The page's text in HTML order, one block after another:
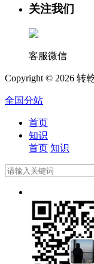
关注我们
客服微信
Copyright © 2026 转
全国分站
首页
知识
首页 知识